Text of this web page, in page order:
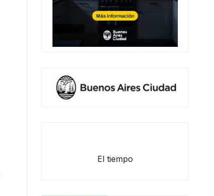
El tiempo